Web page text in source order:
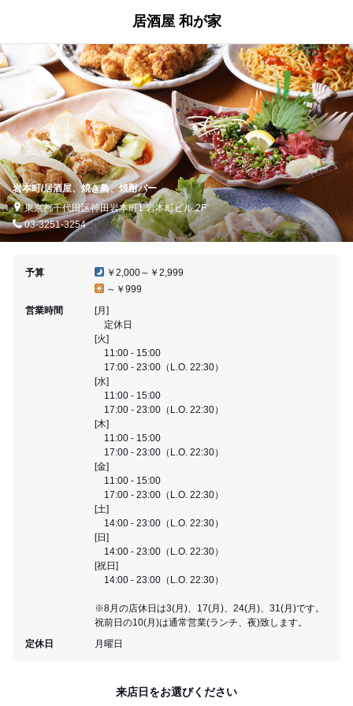
居酒屋 和が家
岩本町/居酒屋、焼き鳥、焼酎バー
東京都千代田区神田岩本町1 岩本町ビル 2F
03-3251-3254
予算
￥2,000～￥2,999
～￥999
営業時間
[月]
定休日
[火]
11:00 - 15:00
17:00 - 23:00（L.O. 22:30）
[水]
11:00 - 15:00
17:00 - 23:00（L.O. 22:30）
[木]
11:00 - 15:00
17:00 - 23:00（L.O. 22:30）
[金]
11:00 - 15:00
17:00 - 23:00（L.O. 22:30）
[土]
14:00 - 23:00（L.O. 22:30）
[日]
14:00 - 23:00（L.O. 22:30）
[祝日]
14:00 - 23:00（L.O. 22:30）
※8月の店休日は3(月)、17(月)、24(月)、31(月)です。
祝前日の10(月)は通常営業(ランチ、夜)致します。
定休日
月曜日
来店日をお選びください